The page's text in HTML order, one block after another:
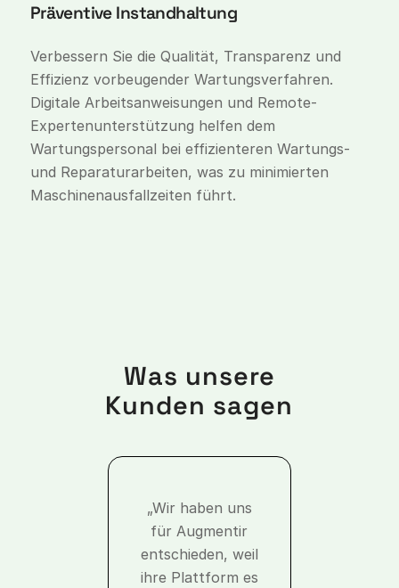
Präventive Instandhaltung
Verbessern Sie die Qualität, Transparenz und
Effizienz vorbeugender Wartungsverfahren.
Digitale Arbeitsanweisungen und Remote-
Expertenunterstützung helfen dem
Wartungspersonal bei effizienteren Wartungs-
und Reparaturarbeiten, was zu minimierten
Maschinenausfallzeiten führt.
Was unsere
Kunden sagen
„Wir haben uns
für Augmentir
entschieden, weil
ihre Plattform es